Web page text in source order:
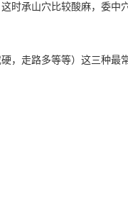
时承山穴比较酸麻，委中
，走路多等等）这三种最